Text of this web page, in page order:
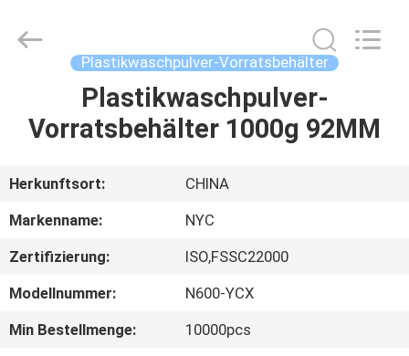
ÜBER
UNS
FABRIK-
AUSFLUG
Co.,Ltd..
Plastikwaschpulver-Vorratsbehälter
Plastikwaschpulver-
Vorratsbehälter 1000g 92MM
Herkunftsort:
CHINA
Markenname:
NYC
Zertifizierung:
ISO,FSSC22000
Modellnummer:
N600-YCX
Min Bestellmenge:
10000pcs